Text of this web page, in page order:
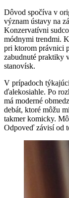
Dôvod spočíva v
význam ústavy na
Konzervatívni
módnymi trendmi.
pri ktorom právnici
zabudnuté praktiky
stanovísk.
V prípadoch
ďalekosiahle. Po
má moderné
debát, ktoré môžu
takmer komicky.
Odpoveď závisí od